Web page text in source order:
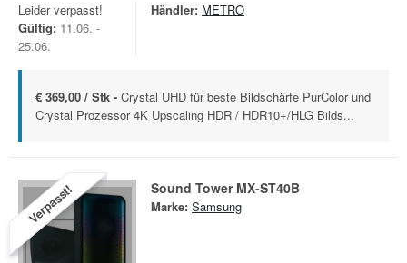
Leider verpasst!
Gültig: 11.06. -
25.06.
Händler: METRO
€ 369,00 / Stk - Crystal UHD für beste Bildschärfe PurColor und
Crystal Prozessor 4K Upscaling HDR / HDR10+/HLG Bilds...
Verpasst! Sound Tower MX-ST40B
Marke: Samsung